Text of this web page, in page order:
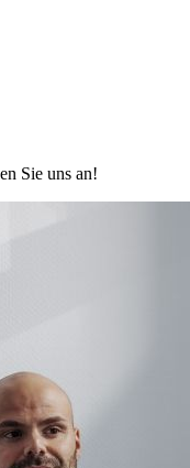
Sie uns an!